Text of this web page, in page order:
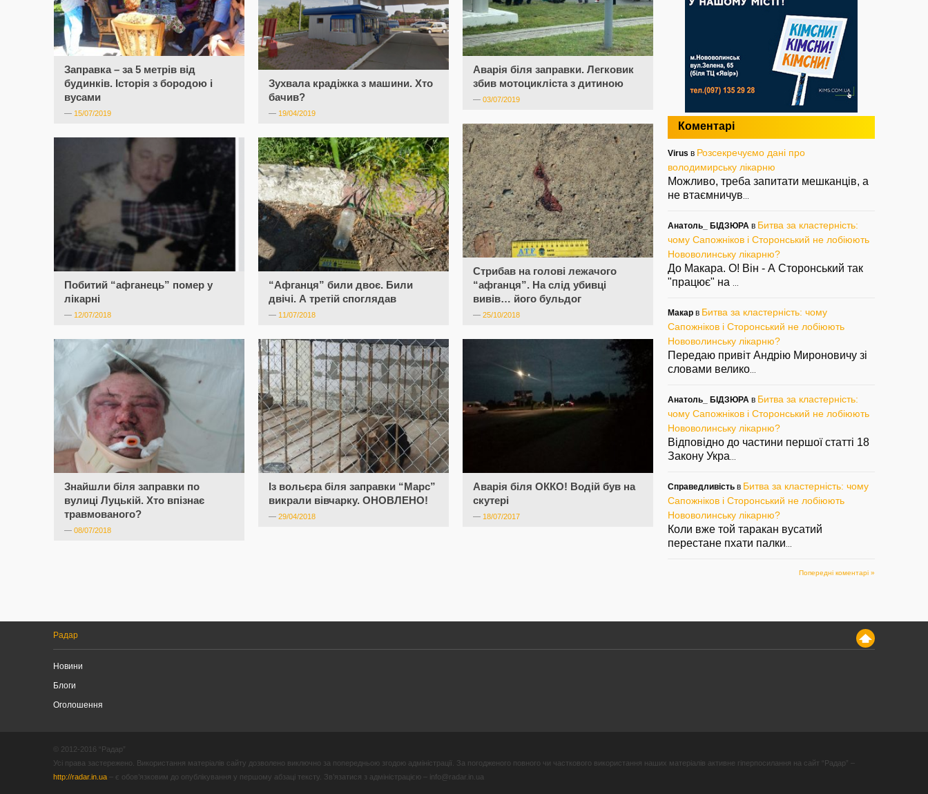
Заправка – за 5 метрів від
будинків. Історія з бородою і
вусами
— 15/07/2019
Аварія біля заправки. Легковик
збив мотоцикліста з дитиною
— 03/07/2019
Зухвала крадіжка з машини. Хто
бачив?
— 19/04/2019
Стрибав на голові лежачого
“афганця”. На слід убивці
вивів… його бульдог
— 25/10/2018
Побитий “афганець” помер у
лікарні
— 12/07/2018
“Афганця” били двоє. Били
двічі. А третій споглядав
— 11/07/2018
Знайшли біля заправки по
вулиці Луцькій. Хто впізнає
травмованого?
— 08/07/2018
Із вольєра біля заправки “Марс”
викрали вівчарку. ОНОВЛЕНО!
— 29/04/2018
Аварія біля ОККО! Водій був на
скутері
— 18/07/2017
Коментарі
Virus в Розсекречуємо дані про
володимирську лікарню
Можливо, треба запитати мешканців, а
не втаємничув
Анатоль_ БІДЗЮРА в Битва за кластерність:
чому Сапожніков і Сторонський не лобіюють
Нововолинську лікарню?
До Макара. О! Він - А Сторонський так
"працює" на
Макар в Битва за кластерність: чому
Сапожніков і Сторонський не лобіюють
Нововолинську лікарню?
Передаю привіт Андрію Мироновичу зі
словами велико
Анатоль_ БІДЗЮРА в Битва за кластерність:
чому Сапожніков і Сторонський не лобіюють
Нововолинську лікарню?
Відповідно до частини першої статті 18
Закону Укра
Справедливість в Битва за кластерність: чому
Сапожніков і Сторонський не лобіюють
Нововолинську лікарню?
Коли вже той таракан вусатий
перестане пхати палки
Попередні коментарі »
Радар
Новини
Блоги
Оголошення
© 2012-2016 “Радар”
Усі права застережено. Використання матеріалів сайту дозволено виключно за попередньою згодою адміністрації. За погодженого повного чи часткового використання наших матеріалів активне гіперпосилання на сайт “Радар” –
http://radar.in.ua – є обов’язковим до опублікування у першому абзаці тексту. Зв’язатися з адміністрацією – info@radar.in.ua